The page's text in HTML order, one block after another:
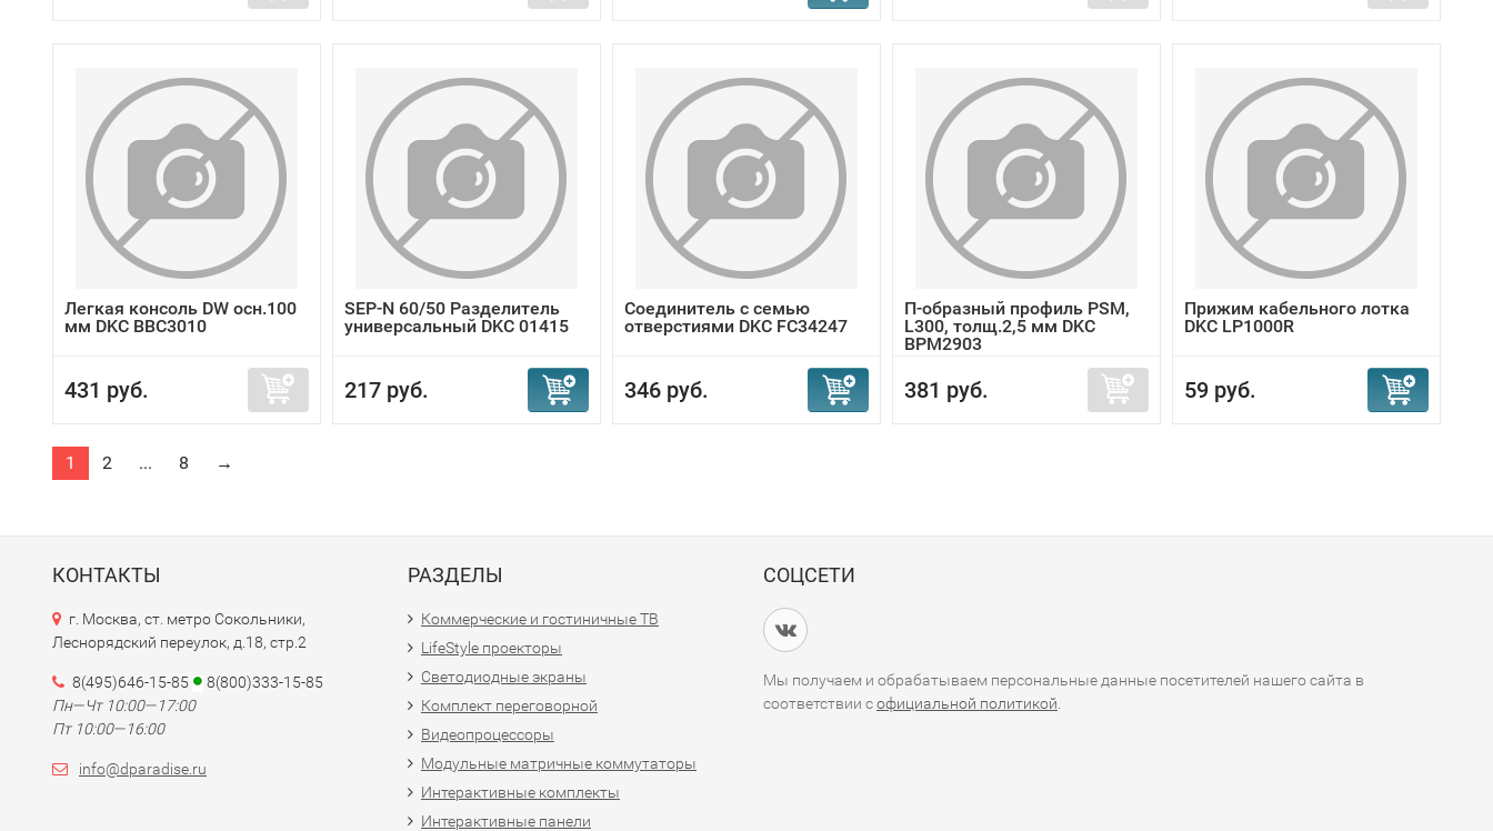
Легкая консоль DW осн.100
мм DKC BBC3010
431 руб.
SEP-N 60/50 Разделитель
универсальный DKC 01415
217 руб.
Соединитель с семью
отверстиями DKC FC34247
346 руб.
П-образный профиль PSM,
L300, толщ.2,5 мм DKC
BPM2903
381 руб.
Прижим кабельного лотка
DKC LP1000R
59 руб.
1 2 ... 8 →
КОНТАКТЫ
г. Москва, ст. метро Сокольники,
Леснорядский переулок, д.18, стр.2
8(495)646-15-85
8(800)333-15-85
Пн—Чт 10:00—17:00
Пт 10:00—16:00
info@dparadise.ru
РАЗДЕЛЫ
Коммерческие и гостиничные ТВ
LifeStyle проекторы
Светодиодные экраны
Комплект переговорной
Видеопроцессоры
Модульные матричные коммутаторы
Интерактивные комплекты
Интерактивные панели
СОЦСЕТИ
Мы получаем и обрабатываем персональные данные посетителей нашего сайта в
соответствии софициальной политикой